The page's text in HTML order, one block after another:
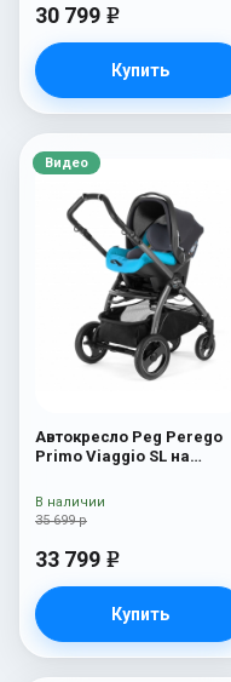
30 799 e
Купить
Видео
Автокресло Peg Perego
Primo Viaggio SL на
White/Black) Bloom Scuba
35 699 р
33 799 e
Купить
В наличии